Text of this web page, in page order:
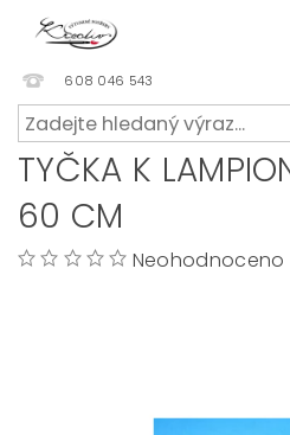
608 046 543
TYČKA K
60 CM
Neohodnoceno